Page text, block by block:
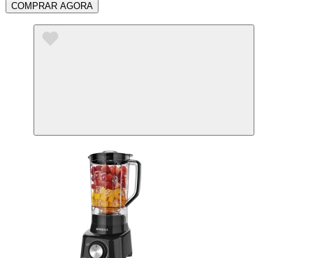
COMPRAR AGORA